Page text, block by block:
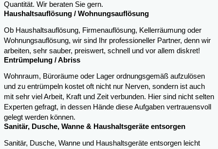
Quantität. Wir beraten Sie gern.
Haushaltsauflösung / Wohnungsauflösung
Ob Haushaltsauflösung, Firmenauflösung, Kellerräumung oder
Wohnungsauflösung, wir sind Ihr professioneller Partner, denn wir
arbeiten, sehr sauber, preiswert, schnell und vor allem diskret!
Entrümpelung / Abriss
Wohnraum, Büroräume oder Lager ordnungsgemäß aufzulösen
und zu entrümpeln kostet oft nicht nur Nerven, sondern ist auch
mit sehr viel Arbeit, Kraft und Zeit verbunden. Hier sind nicht selten
Experten gefragt, in dessen Hände diese Aufgaben vertrauensvoll
gelegt werden können.
Sanitär, Dusche, Wanne & Haushaltsgeräte entsorgen
Sanitär, Dusche, Wanne und Haushaltsgeräte entsorgen leicht